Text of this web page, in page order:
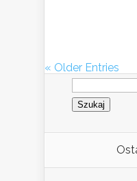
« Older Entries
Szukaj: